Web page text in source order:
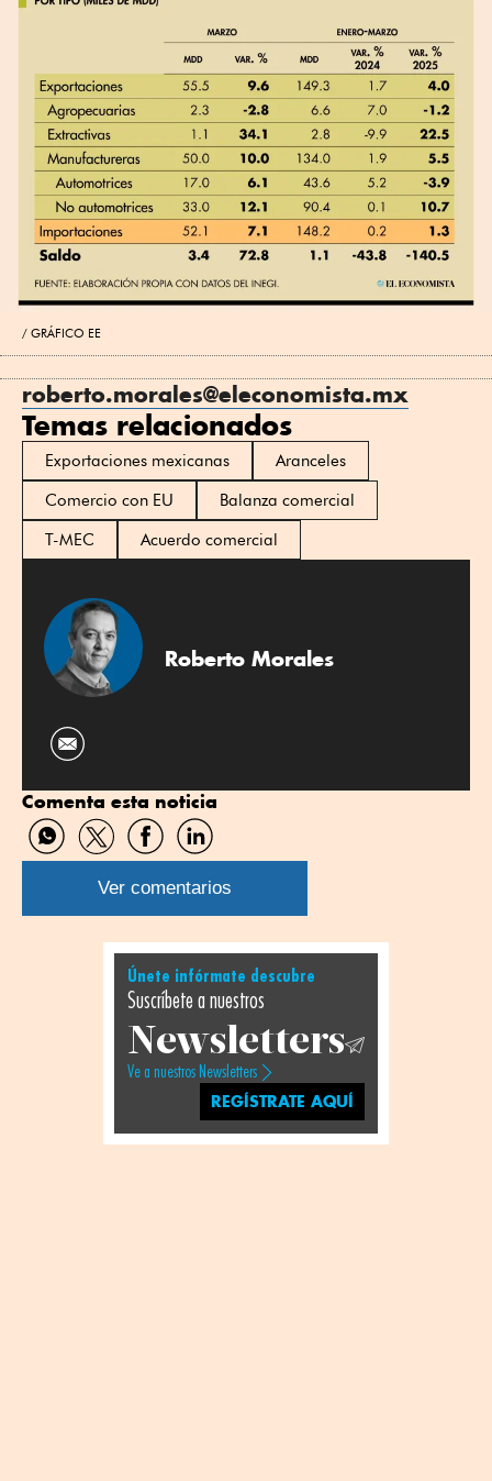
GRÁFICO EE
roberto.morales@eleconomista.mx
Temas relacionados
Exportaciones mexicanas
Aranceles
Comercio con EU
Balanza comercial
T-MEC
Acuerdo comercial
Roberto Morales
Comenta esta noticia
Compartir
por
WhatsApp
Compartir
por
Twitter
Compartir
por
Facebook
Compartir
por
Linkedin
Ver comentarios
Únete infórmate descubre
Suscríbete a nuestros
Newsletters
Ve a nuestros Newsletters
REGÍSTRATE AQUÍ